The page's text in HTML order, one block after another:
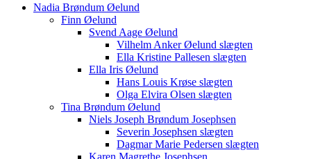
Nadia Brøndum Øelund
Finn Øelund
Svend Aage Øelund
Vilhelm Anker Øelund slægten
Ella Kristine Pallesen slægten
Ella Iris Øelund
Hans Louis Krøse slægten
Olga Elvira Olsen slægten
Tina Brøndum Øelund
Niels Joseph Brøndum Josephsen
Severin Josephsen slægten
Dagmar Marie Pedersen slægten